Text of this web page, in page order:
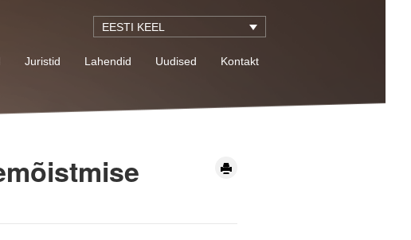
EESTI KEEL
Juristid Lahendid Uudised Kontakt